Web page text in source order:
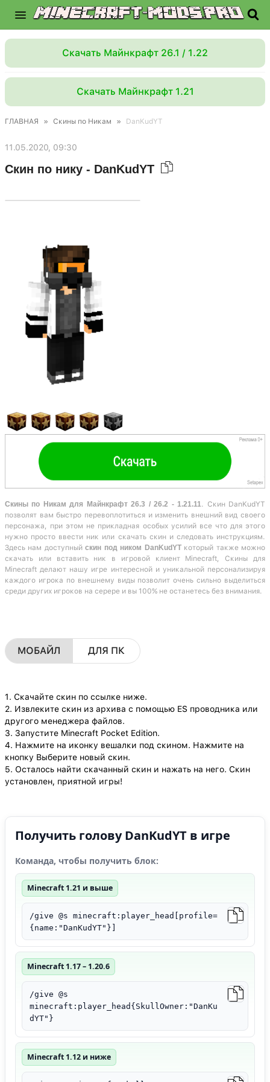
Скачать Майнкрафт 26.1 / 1.22
Скачать Майнкрафт 1.21
ГЛАВНАЯ » Скины по Никам » DanKudYT
11.05.2020, 09:30
Скин по нику - DanKudYT
Скины по Никам для Майнкрафт 26.3 / 26.2 - 1.21.11 . Скин DanKudYT
позволят вам быстро перевоплотиться и изменить внешний вид своего
персонажа, при этом не прикладная особых усилий все что для этого
нужно просто ввести ник или скачать скин и следовать инструкциям.
Здесь нам доступныйскин под ником DanKudYT который также можно
скачать или вставить ник в игровой клиент Minecraft, Скины для
Minecraft делают нашу игре интересной и уникальной персонализируя
каждого игрока по внешнему виды позволит очень сильно выделиться
среди других игроков на серере и вы 100% не останетесь без внимания.
МОБАЙЛ ДЛЯ ПК
1. Скачайте скин по ссылке ниже.
2. Извлеките скин из архива с помощью ES проводника или
другого менеджера файлов.
3. Запустите Minecraft Pocket Edition.
4. Нажмите на иконку вешалки под скином. Нажмите на
кнопку Выберите новый скин.
5. Осталось найти скачанный скин и нажать на него. Скин
установлен, приятной игры!
Получить голову DanKudYT в игре
Команда, чтобы получить блок:
Minecraft 1.21 и выше
/give @s minecraft:player_head[profile=
{name:"DanKudYT"}]
Minecraft 1.17 – 1.20.6
/give @s
minecraft:player_head{SkullOwner:"DanKu
dYT"}
Minecraft 1.12 и ниже